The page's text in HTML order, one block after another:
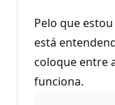
Pelo que
está
coloque entre
funciona.